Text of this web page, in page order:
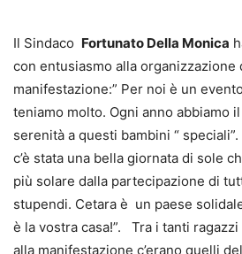
Il Sindaco Fortunato Della Monica
con entusiasmo alla organizzazione
manifestazione:” Per noi è un
teniamo molto. Ogni anno abbiamo
serenità a questi bambini “
c’è stata una bella giornata di sole
più solare dalla partecipazione di
stupendi. Cetara è un paese
è la vostra casa!”. Tra i tanti
alla manifestazione c’erano quelli